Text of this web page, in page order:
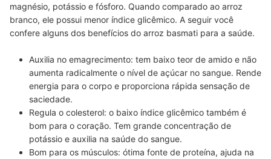
magnésio, potássio e fósforo. Quando comparado ao arroz
branco, ele possui menor índice glicêmico. A seguir você
confere alguns dos benefícios do arroz basmati para a saúde.
Auxilia no emagrecimento: tem baixo teor de amido e não
aumenta radicalmente o nível de açúcar no sangue. Rende
energia para o corpo e proporciona rápida sensação de
saciedade.
Regula o colesterol: o baixo índice glicêmico também é
bom para o coração. Tem grande concentração de
potássio e auxilia na saúde do sangue.
Bom para os músculos: ótima fonte de proteína, ajuda na